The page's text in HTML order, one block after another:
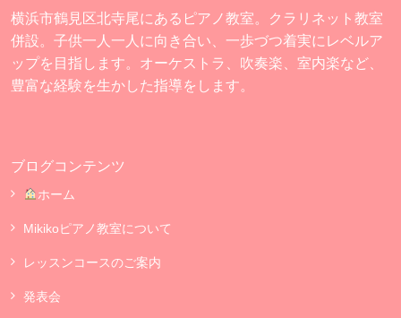
横浜市鶴見区北寺尾にあるピアノ教室。クラリネット教室
併設。子供一人一人に向き合い、一歩づつ着実にレベルア
ップを目指します。オーケストラ、吹奏楽、室内楽など、
豊富な経験を生かした指導をします。
ブログコンテンツ
ホーム
Mikikoピアノ教室について
レッスンコースのご案内
発表会